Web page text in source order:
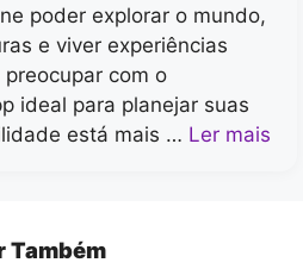
poder explorar o mundo,
e viver experiências
com o
ideal para planejar suas
está mais … Ler mais
Também